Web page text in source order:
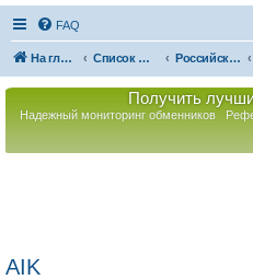
FAQ
На главную Список форумов Российская Ассоциация Развития Игорного Бизнеса
Получить
Надежный мониторинг обменников
AIK